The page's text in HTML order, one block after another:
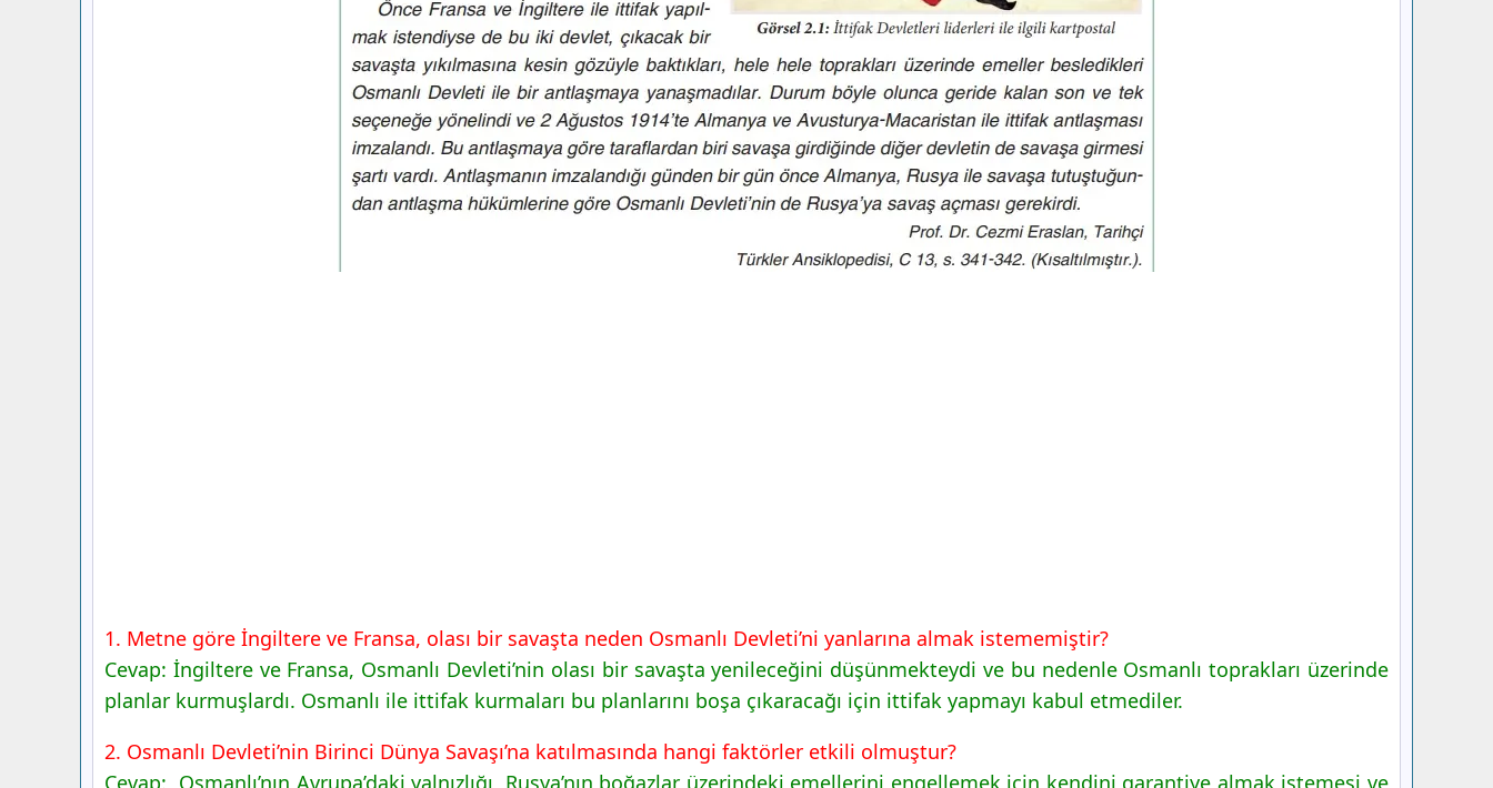
1. Metne göre İngiltere ve Fransa, olası bir savaşta neden Osmanlı Devleti’ni yanlarına almak istememiştir?
Cevap: İngiltere ve Fransa, Osmanlı Devleti’nin olası bir savaşta yenileceğini düşünmekteydi ve bu nedenle Osmanlı toprakları üzerinde
planlar kurmuşlardı. Osmanlı ile ittifak kurmaları bu planlarını boşa çıkaracağı için ittifak yapmayı kabul etmediler.
2. Osmanlı Devleti’nin Birinci Dünya Savaşı’na katılmasında hangi faktörler etkili olmuştur?